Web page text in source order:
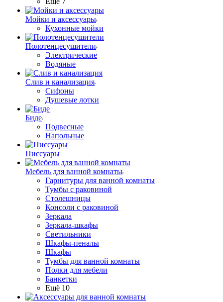
Мойки и аксессуары
Кухонные мойки
Полотенцесушители
Электрические
Водяные
Слив и канализация
Сифоны
Душевые лотки
Биде
Подвесные
Напольные
Писсуары
Мебель для ванной комнаты
Гарнитуры для ванной комнаты
Тумбы с раковиной
Столешницы
Консоли с раковиной
Зеркала
Зеркала-шкафы
Светильники
Шкафы-пеналы
Шкафы
Тумбы для ванной комнаты
Полки для мебели
Банкетки
Ещё 10